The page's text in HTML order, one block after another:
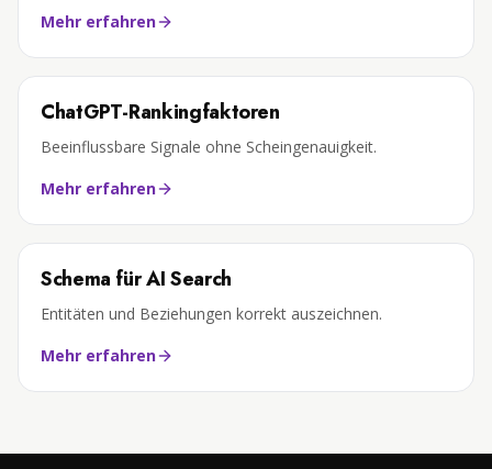
Mehr erfahren
ChatGPT-Rankingfaktoren
Beeinflussbare Signale ohne Scheingenauigkeit.
Mehr erfahren
Schema für AI Search
Entitäten und Beziehungen korrekt auszeichnen.
Mehr erfahren